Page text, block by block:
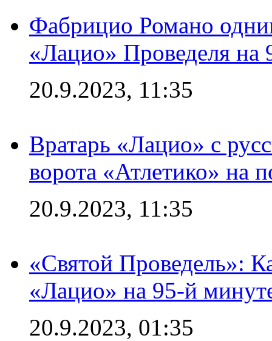
Фабрицио Романо
«Лацио» Проведеля на
20.9.2023, 11:35
Вратарь «Лацио» с
ворота «Атлетико» на
20.9.2023, 11:35
«Святой Проведель»:
«Лацио» на 95-й
20.9.2023, 01:35